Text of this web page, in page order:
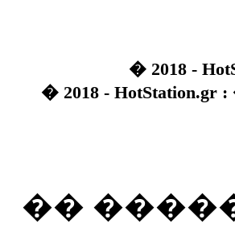
� 2018 -
� 2018 -
��